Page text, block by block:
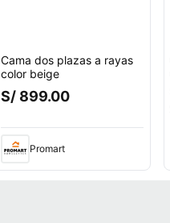
Cama dos plazas a rayas
color beige
S/ 899.00
Promart